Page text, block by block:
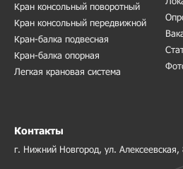
Кран консольный поворотный
Кран консольный передвижной
Кран-балка подвесная
Кран-балка опорная
Легкая крановая система
Контакты
г. Нижний Новгород, ул. Алексеевская,